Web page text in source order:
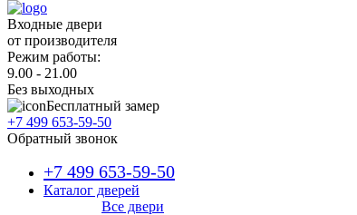
Входные двери
от производителя
Режим работы:
9.00 - 21.00
Без выходных
Бесплатный замер
+7 499 653-59-50
Обратный звонок
+7 499 653-59-50
Каталог дверей
Все двери